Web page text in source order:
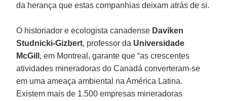
da herança que estas companhias deixam atrás de si.
O historiador e ecologista canadense Daviken
Studnicki-Gizbert, professor da Universidade
McGill , em Montreal, garante que “as crescentes
atividades mineradoras do Canadá converteram-se
em uma ameaça ambiental na América Latina.
Existem mais de 1.500 empresas mineradoras